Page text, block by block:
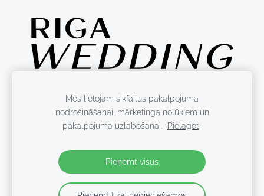
Mēs lietojam sīkfailus pakalpojuma
nodrošināšanai, mārketinga nolūkiem un
pakalpojuma uzlabošanai.
Pielāgot
Pieņemt visus